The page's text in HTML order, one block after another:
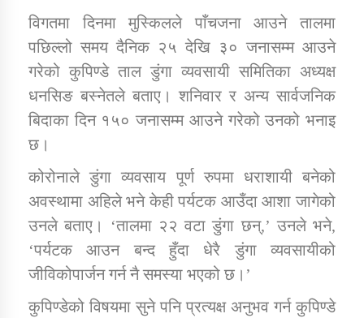
कार्यक्रम कार्यान्वयन एकाई जुम्लाको सुचना
विगतमा दिनमा मुस्किलले पाँचजना आउने तालमा
पछिल्लो समय दैनिक २५ देखि ३० जनासम्म आउने
गरेको कुपिण्डे ताल डुंगा व्यवसायी समितिका अध्यक्ष
धनसिङ बस्नेतले बताए। शनिवार र अन्य सार्वजनिक
बिदाका दिन १५० जनासम्म आउने गरेको उनको भनाइ
छ।
कोरोनाले डुंगा व्यवसाय पूर्ण रुपमा धराशायी बनेको
अवस्थामा अहिले भने केही पर्यटक आउँदा आशा जागेको
उनले बताए। ‘तालमा २२ वटा डुंगा छन्,’ उनले भने,
‘पर्यटक आउन बन्द हुँदा धेरै डुंगा व्यवसायीको
जीविकोपार्जन गर्न नै समस्या भएको छ।’
कुपिण्डेको विषयमा सुने पनि प्रत्यक्ष अनुभव गर्न कुपिण्डे